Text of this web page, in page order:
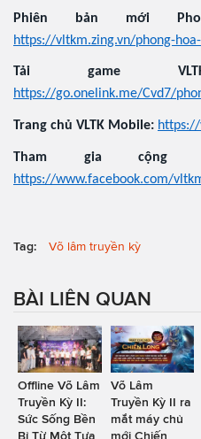
Phiên bản mới
https://vltkm.zing.vn/phong-
Tải game
https://go.onelink.me/Cvd7/
Trang chủ VLTK Mobile:
Tham gia cộng
https://www.facebook.com/
Tag: Võ lâm truyền kỳ
BÀI LIÊN QUAN
Offline Võ Lâm
Truyền Kỳ II:
Sức Sống Bền
Bỉ Từ Một Tựa
Võ Lâm
Truyền Kỳ II ra
mắt máy chủ
mới Chiến